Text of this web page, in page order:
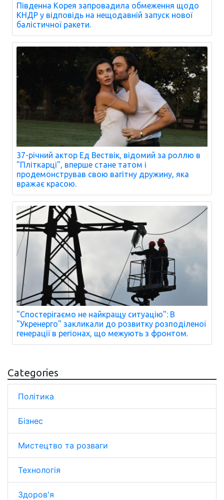
Південна Корея запровадила обмеження щодо
КНДР у відповідь на нещодавній запуск нової
балістичної ракети.
37-річний актор Ед Вествік, відомий за роллю в
"Пліткарці", вперше стане татом і
продемонстрував свою вагітну дружину, яка
вражає красою.
"Спостерігаємо не найкращу ситуацію": В
"Укренерго" закликали до розвитку розподіленої
генерації в регіонах, що межують з фронтом.
Categories
Політика
Бізнес
Мистецтво та розваги
Технологія
Здоров'я